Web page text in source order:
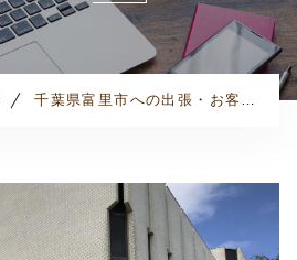
出張エリア
予約状況
コンテンツ
利用規約
千葉県富里市への出張・お客様の声